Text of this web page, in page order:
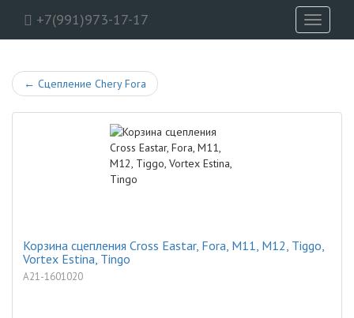
+7(991)973-17-17
Toggle
← Сцепление Chery Fora
Корзина сцепления Cross Eastar, Fora, M11, M12, Tiggo,
Vortex Estina, Tingo
A21-1601020